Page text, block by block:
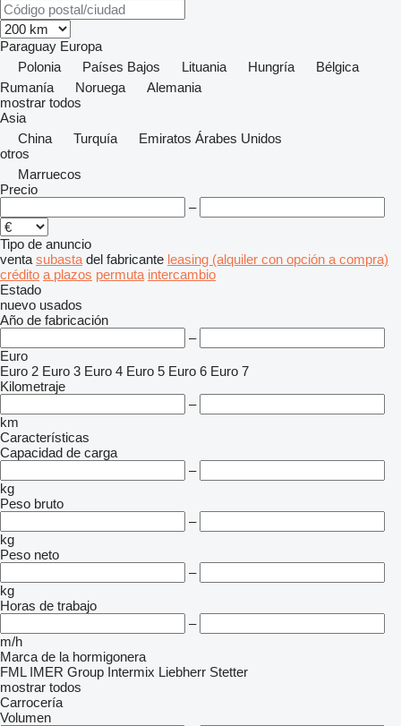
Paraguay Europa
Polonia
Países Bajos Lituania Hungría
Bélgica
Rumanía
Noruega
Alemania
mostrar todos
Asia
China
Turquía
Emiratos Árabes Unidos
otros
Marruecos
Precio
–
Tipo de anuncio
venta subasta del fabricante leasing (alquiler con opción a compra)
crédito a plazos permuta intercambio
Estado
nuevo usados
Año de fabricación
–
Euro
Euro 2 Euro 3 Euro 4 Euro 5 Euro 6 Euro 7
Kilometraje
–
km
Características
Capacidad de carga
–
kg
Peso bruto
–
kg
Peso neto
–
kg
Horas de trabajo
–
m/h
Marca de la hormigonera
FML IMER Group Intermix Liebherr Stetter
mostrar todos
Carrocería
Volumen